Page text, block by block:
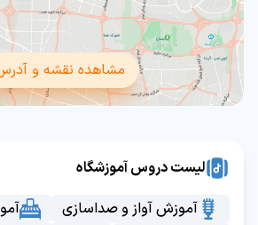
مشاهده نقشه و
لیست دروس آموزشگاه
آموزش آواز و صداسازی